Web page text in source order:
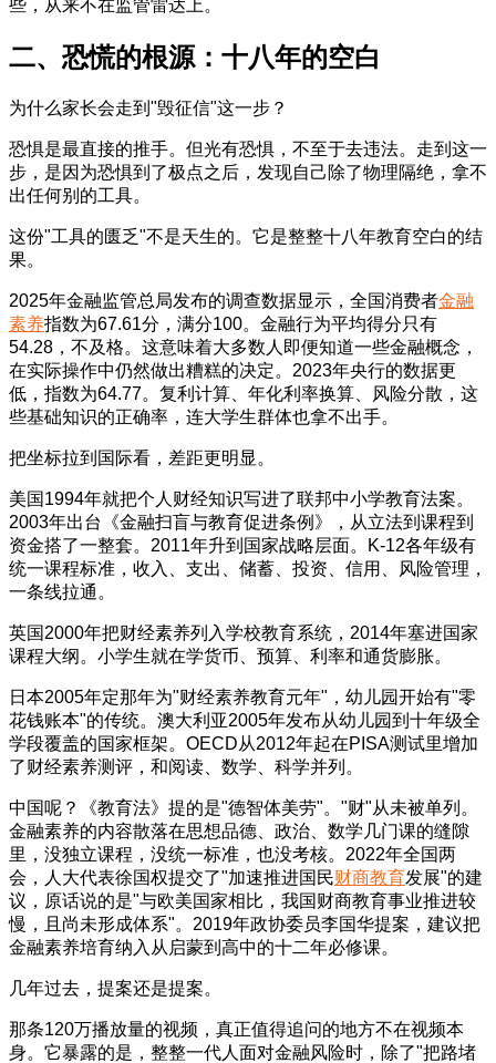
些，从来不在监管雷达上。
二、恐慌的根源：十八年的空白
为什么家长会走到"毁征信"这一步？
恐惧是最直接的推手。但光有恐惧，不至于去违法。走到这一
步，是因为恐惧到了极点之后，发现自己除了物理隔绝，拿不
出任何别的工具。
这份"工具的匮乏"不是天生的。它是整整十八年教育空白的结
果。
2025年金融监管总局发布的调查数据显示，全国消费者金融
素养指数为67.61分，满分100。金融行为平均得分只有
54.28，不及格。这意味着大多数人即便知道一些金融概念，
在实际操作中仍然做出糟糕的决定。2023年央行的数据更
低，指数为64.77。复利计算、年化利率换算、风险分散，这
些基础知识的正确率，连大学生群体也拿不出手。
把坐标拉到国际看，差距更明显。
美国1994年就把个人财经知识写进了联邦中小学教育法案。
2003年出台《金融扫盲与教育促进条例》，从立法到课程到
资金搭了一整套。2011年升到国家战略层面。K-12各年级有
统一课程标准，收入、支出、储蓄、投资、信用、风险管理，
一条线拉通。
英国2000年把财经素养列入学校教育系统，2014年塞进国家
课程大纲。小学生就在学货币、预算、利率和通货膨胀。
日本2005年定那年为"财经素养教育元年"，幼儿园开始有"零
花钱账本"的传统。澳大利亚2005年发布从幼儿园到十年级全
学段覆盖的国家框架。OECD从2012年起在PISA测试里增加
了财经素养测评，和阅读、数学、科学并列。
中国呢？《教育法》提的是"德智体美劳"。"财"从未被单列。
金融素养的内容散落在思想品德、政治、数学几门课的缝隙
里，没独立课程，没统一标准，也没考核。2022年全国两
会，人大代表徐国权提交了"加速推进国民财商教育发展"的建
议，原话说的是"与欧美国家相比，我国财商教育事业推进较
慢，且尚未形成体系"。2019年政协委员李国华提案，建议把
金融素养培育纳入从启蒙到高中的十二年必修课。
几年过去，提案还是提案。
那条120万播放量的视频，真正值得追问的地方不在视频本
身。它暴露的是，整整一代人面对金融风险时，除了"把路堵